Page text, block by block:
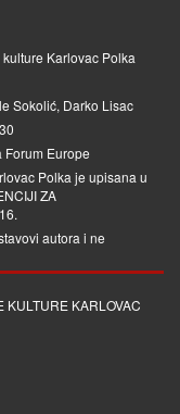
Karlovac Polka
Sokolić, Darko Lisac
Europe
Polka je upisana u
ZA
autora i ne
KARLOVAC